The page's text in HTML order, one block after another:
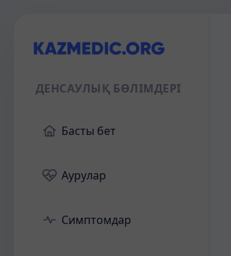
ДЕНСАУЛЫҚ БӨЛІМДЕРІ
Басты бет
Аурулар
Симптомдар